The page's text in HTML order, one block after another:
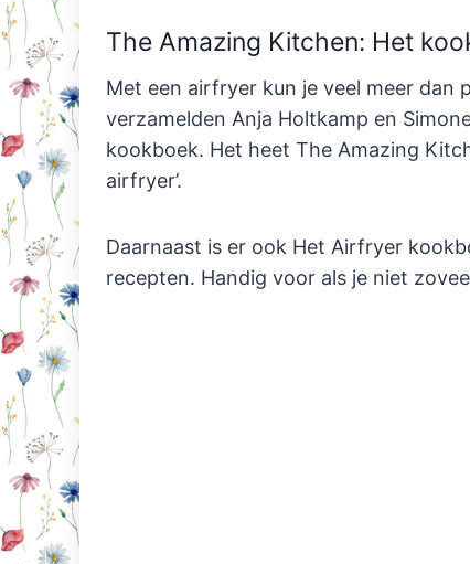
The Amazing Kitchen: Het
Met een airfryer kun je veel meer dan
verzamelden Anja Holtkamp en
kookboek. Het heet The Amazing
airfryer’.
Daarnaast is er ook Het Airfryer
recepten. Handig voor als je niet